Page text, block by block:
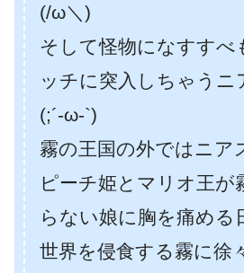
(/ω＼)
そして怪物になすすべ
ッチに突入しちゃうニ
(;´-ω-`)
霧の王国の外ではニア
ピーチ姫とマリオ王が
らない娘に胸を痛める
世界を侵食する霧に徐